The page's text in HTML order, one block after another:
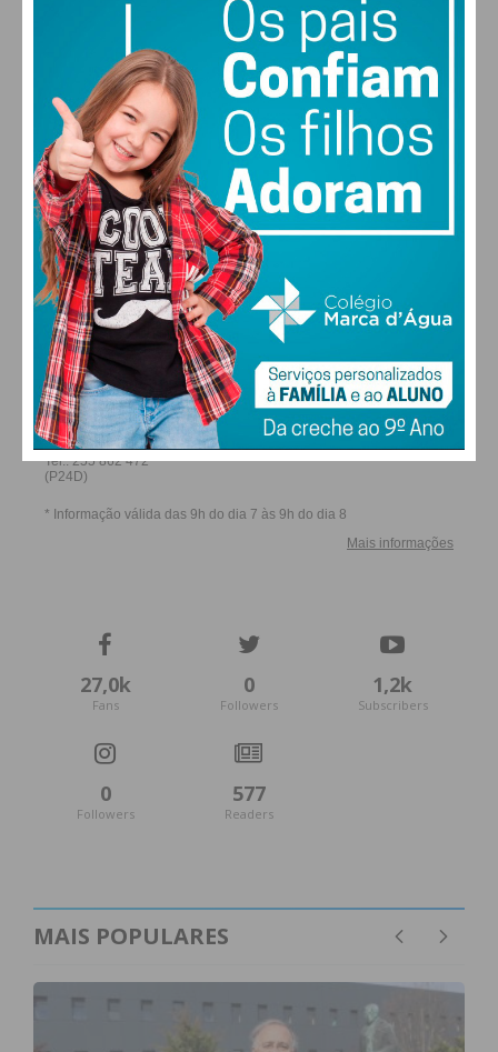
SEX SÁB
28°
DOM
29
SEG
ALTERAR
FARMACIAS DE SERVIÇO EM PAÇOS DE
FERREIRA
27,0k
Fans
0
Followers
1,2k
Subscribers
0
Followers
577
Readers
MAIS POPULARES